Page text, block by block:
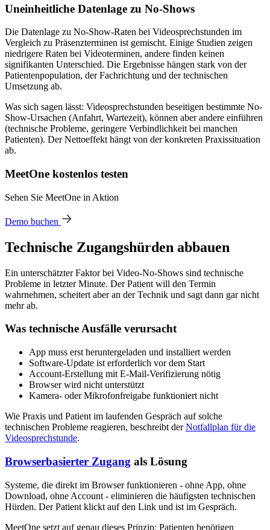
Uneinheitliche Datenlage zu No-Shows
Die Datenlage zu No-Show-Raten bei Videosprechstunden im
Vergleich zu Präsenzterminen ist gemischt. Einige Studien zeigen
niedrigere Raten bei Videoterminen, andere finden keinen
signifikanten Unterschied. Die Ergebnisse hängen stark von der
Patientenpopulation, der Fachrichtung und der technischen
Umsetzung ab.
Was sich sagen lässt: Videosprechstunden beseitigen bestimmte No-
Show-Ursachen (Anfahrt, Wartezeit), können aber andere einführen
(technische Probleme, geringere Verbindlichkeit bei manchen
Patienten). Der Nettoeffekt hängt von der konkreten Praxissituation
ab.
MeetOne kostenlos testen
Sehen Sie MeetOne in Aktion
Demo buchen
Technische Zugangshürden abbauen
Ein unterschätzter Faktor bei Video-No-Shows sind technische
Probleme in letzter Minute. Der Patient will den Termin
wahrnehmen, scheitert aber an der Technik und sagt dann gar nicht
mehr ab.
Was technische Ausfälle verursacht
App muss erst heruntergeladen und installiert werden
Software-Update ist erforderlich vor dem Start
Account-Erstellung mit E-Mail-Verifizierung nötig
Browser wird nicht unterstützt
Kamera- oder Mikrofonfreigabe funktioniert nicht
Wie Praxis und Patient im laufenden Gespräch auf solche
technischen Probleme reagieren, beschreibt derNotfallplan für die
Videosprechstunde.
Browserbasierter Zugang als Lösung
Systeme, die direkt im Browser funktionieren - ohne App, ohne
Download, ohne Account - eliminieren die häufigsten technischen
Hürden. Der Patient klickt auf den Link und ist im Gespräch.
MeetOne setzt auf genau dieses Prinzip: Patienten benötigen